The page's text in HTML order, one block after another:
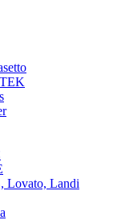
Lovato, Landi